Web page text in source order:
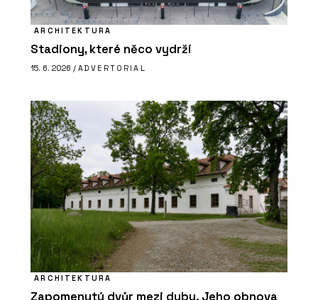
ARCHITEKTURA
Stadiony, které něco vydrží
15. 6. 2026 / ADVERTORIAL
ARCHITEKTURA
Zapomenutý dvůr mezi duby. Jeho obnova